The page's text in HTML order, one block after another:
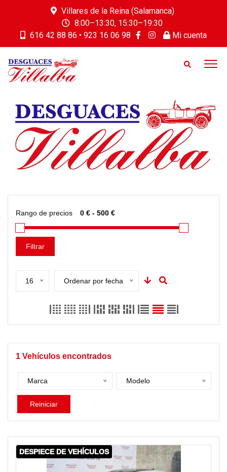
Villares de la Reina (Salamanca)
8:00–13:30, 15:30–19:30
616 42 88 86 • 923 16 06 98
Mi cuenta
Rango de precios
Filtrar
16 Ordenar por fecha
1 Vehículos encontrados
Marca Modelo
Reiniciar
DESPIECE DE VEHÍCULOS